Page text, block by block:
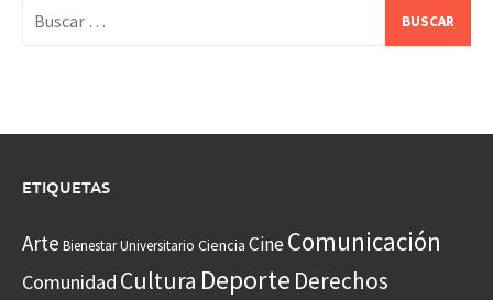
ETIQUETAS
Arte Bienestar Universitario Ciencia CineComunicación
Comunidad Cultura Deporte Derechos